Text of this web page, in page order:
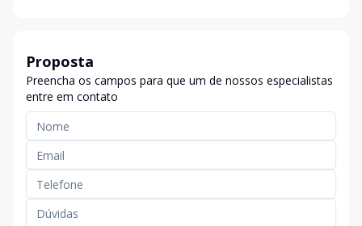
Proposta
Preencha os campos para que um de nossos especialistas
entre em contato